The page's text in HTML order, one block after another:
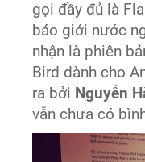
gọi đầy đủ là
báo giới nước
nhận là phiên
Bird dành cho
ra bởi Nguyễn
vẫn chưa có